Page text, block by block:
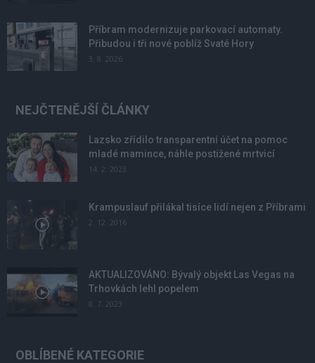
Příbram modernizuje parkovací automaty.
Přibudou i tři nové poblíž Svaté Hory
3. 8. 2026
NEJČTENĚJŠÍ ČLÁNKY
Lazsko zřídilo transparentní účet na pomoc
mladé mamince, náhle postižené mrtvicí
14. 2. 2023
Krampuslauf přilákal tisíce lidí nejen z Příbrami
2. 12. 2016
AKTUALIZOVÁNO: Bývalý objekt Las Vegas na
Trhovkách lehl popelem
8. 7. 2023
OBLÍBENÉ KATEGORIE